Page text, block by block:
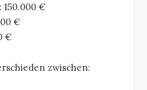
150.000 €
€
€
zwischen: